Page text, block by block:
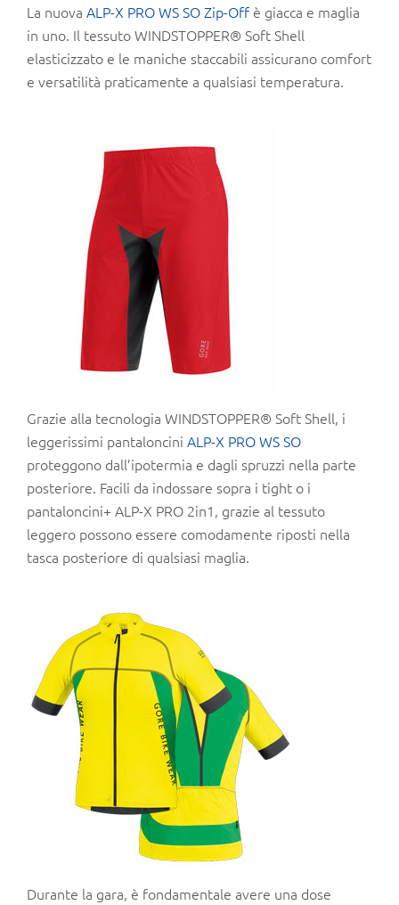
La nuova ALP-X PRO WS SO Zip-Off è giacca e maglia
in uno. Il tessuto WINDSTOPPER® Soft Shell
elasticizzato e le maniche staccabili assicurano comfort
e versatilità praticamente a qualsiasi temperatura.
Grazie alla tecnologia WINDSTOPPER® Soft Shell, i
leggerissimi pantaloncini ALP-X PRO WS SO
proteggono dall’ipotermia e dagli spruzzi nella parte
posteriore. Facili da indossare sopra i tight o i
pantaloncini+ ALP-X PRO 2in1, grazie al tessuto
leggero possono essere comodamente riposti nella
tasca posteriore di qualsiasi maglia.
Durante la gara, è fondamentale avere una dose